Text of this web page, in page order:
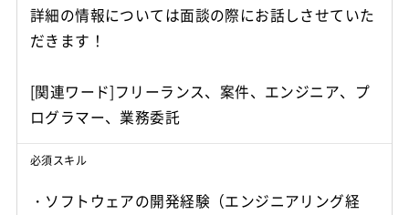
詳細の情報については面談の際にお話しさせていた
だきます！
[関連ワード]フリーランス、案件、エンジニア、プ
ログラマー、業務委託
必須スキル
・ソフトウェアの開発経験（エンジニアリング経